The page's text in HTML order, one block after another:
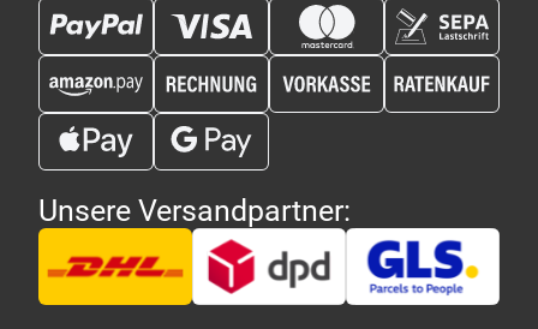
Unsere Versandpartner: